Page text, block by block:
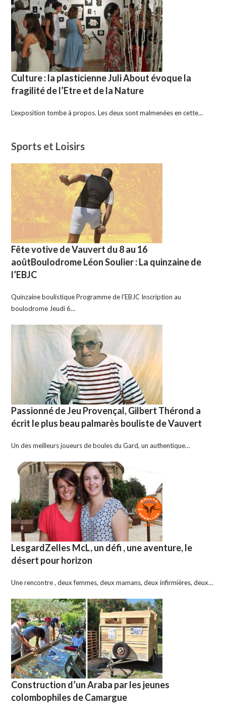
Culture : la plasticienne Juli About évoque la
fragilité de l’Etre et de la Nature
L’exposition tombe à propos. Les deux sont malmenées en cette…
Sports et Loisirs
Fête votive de Vauvert du 8 au 16
aoûtBoulodrome Léon Soulier : La quinzaine de
l’EBJC
Quinzaine boulistique Programme de l’EBJC Inscription au
boulodrome Jeudi 6…
Passionné de Jeu Provençal, Gilbert Thérond a
écrit le plus beau palmarès bouliste de Vauvert
Un des meilleurs joueurs de boules du Gard, un authentique…
LesgardZelles McL, un défi , une aventure, le
désert pour horizon
Une rencontre , deux femmes, deux mamans, deux infirmières, deux…
Construction d’un Araba par les jeunes
colombophiles de Camargue